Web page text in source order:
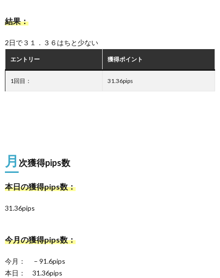
結果：
2日で３１．３６はちと少ない
エントリー 獲得ポイント
1回目： 31.36pips
月 次獲得pips数
本日の獲得pips数：
31.36pips
今月の獲得pips数：
今月： – 91.6pips
本日： 31.36pips